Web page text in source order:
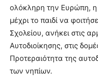
ολόκληρη την Ευρώπη, η
μέχρι το παιδί να
Σχολείου, ανήκει στις
Αυτοδιοίκησης, στις
Προτεραιότητα της
των νηπίων.